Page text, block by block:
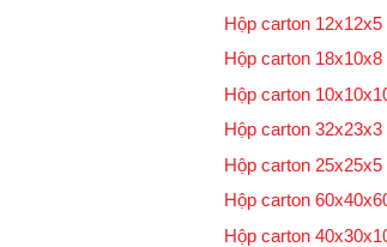
Hộp carton 12x12x5
Hộp carton 18x10x8
Hộp carton
Hộp carton 32x23x3
Hộp carton 25x25x5
Hộp carton
Hộp carton